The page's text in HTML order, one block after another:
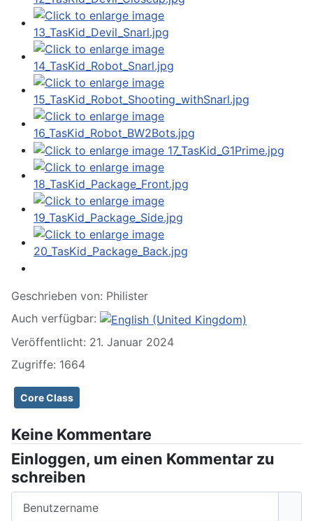
Geschrieben von: Philister
Auch verfügbar:
Veröffentlicht: 21. Januar 2024
Zugriffe: 1664
Core Class
Keine Kommentare
Einloggen, um einen Kommentar zu
schreiben